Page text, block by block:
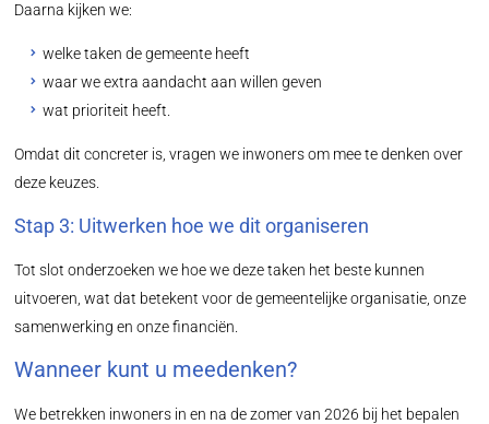
Daarna kijken we:
welke taken de gemeente heeft
waar we extra aandacht aan willen geven
wat prioriteit heeft.
Omdat dit concreter is, vragen we inwoners om mee te denken over
deze keuzes.
Stap 3: Uitwerken hoe we dit organiseren
Tot slot onderzoeken we hoe we deze taken het beste kunnen
uitvoeren, wat dat betekent voor de gemeentelijke organisatie, onze
samenwerking en onze financiën.
Wanneer kunt u meedenken?
We betrekken inwoners in en na de zomer van 2026 bij het bepalen